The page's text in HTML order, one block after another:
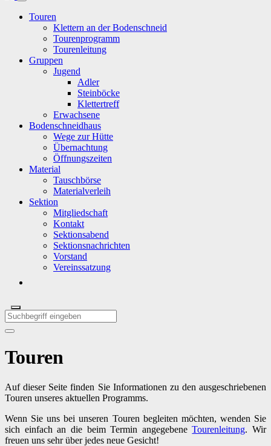
Touren
Klettern an der Bodenschneid
Tourenprogramm
Tourenleitung
Gruppen
Jugend
Adler
Steinböcke
Klettertreff
Erwachsene
Bodenschneidhaus
Wege zur Hütte
Übernachtung
Öffnungszeiten
Material
Tauschbörse
Materialverleih
Sektion
Mitgliedschaft
Kontakt
Sektionsabend
Sektionsnachrichten
Vorstand
Vereinssatzung
Touren
Auf dieser Seite finden Sie Informationen zu den ausgeschriebenen
Touren unseres aktuellen Programms.
Wenn Sie uns bei unseren Touren begleiten möchten, wenden Sie
sich einfach an die beim Termin angegebeneTourenleitung. Wir
freuen uns sehr über jedes neue Gesicht!